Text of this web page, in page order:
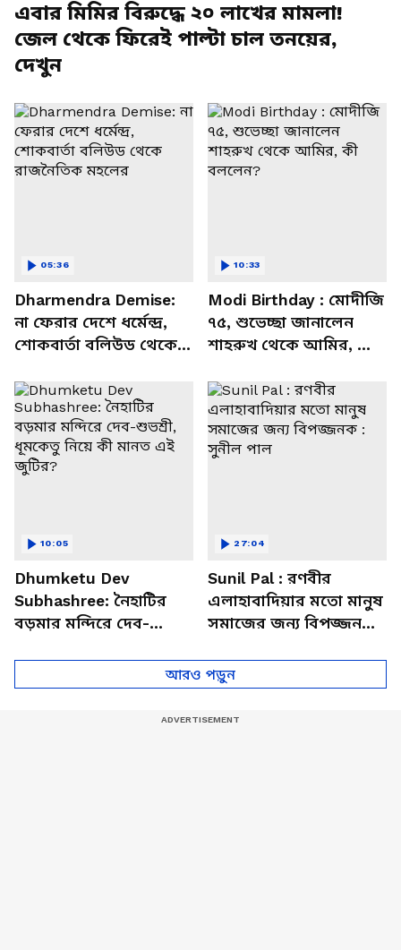
এবার মিমির বিরুদ্ধে ২০ লাখের মামলা!
জেল থেকে ফিরেই পাল্টা চাল তনয়ের,
দেখুন
Dharmendra Demise:
না ফেরার দেশে ধর্মেন্দ্র,
শোকবার্তা বলিউড থেকে
05:36
Modi Birthday : মোদীজি
৭৫, শুভেচ্ছা জানালেন
শাহরুখ থেকে আমির, কী
10:33
Dhumketu Dev
Subhashree: নৈহাটির
বড়মার মন্দিরে দেব-
10:05
Sunil Pal : রণবীর
এলাহাবাদিয়ার মতো মানুষ
সমাজের জন্য বিপজ্জনক :
27:04
আরও পড়ুন